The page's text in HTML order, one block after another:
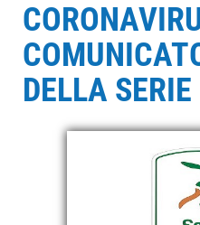
DELLA SERIE